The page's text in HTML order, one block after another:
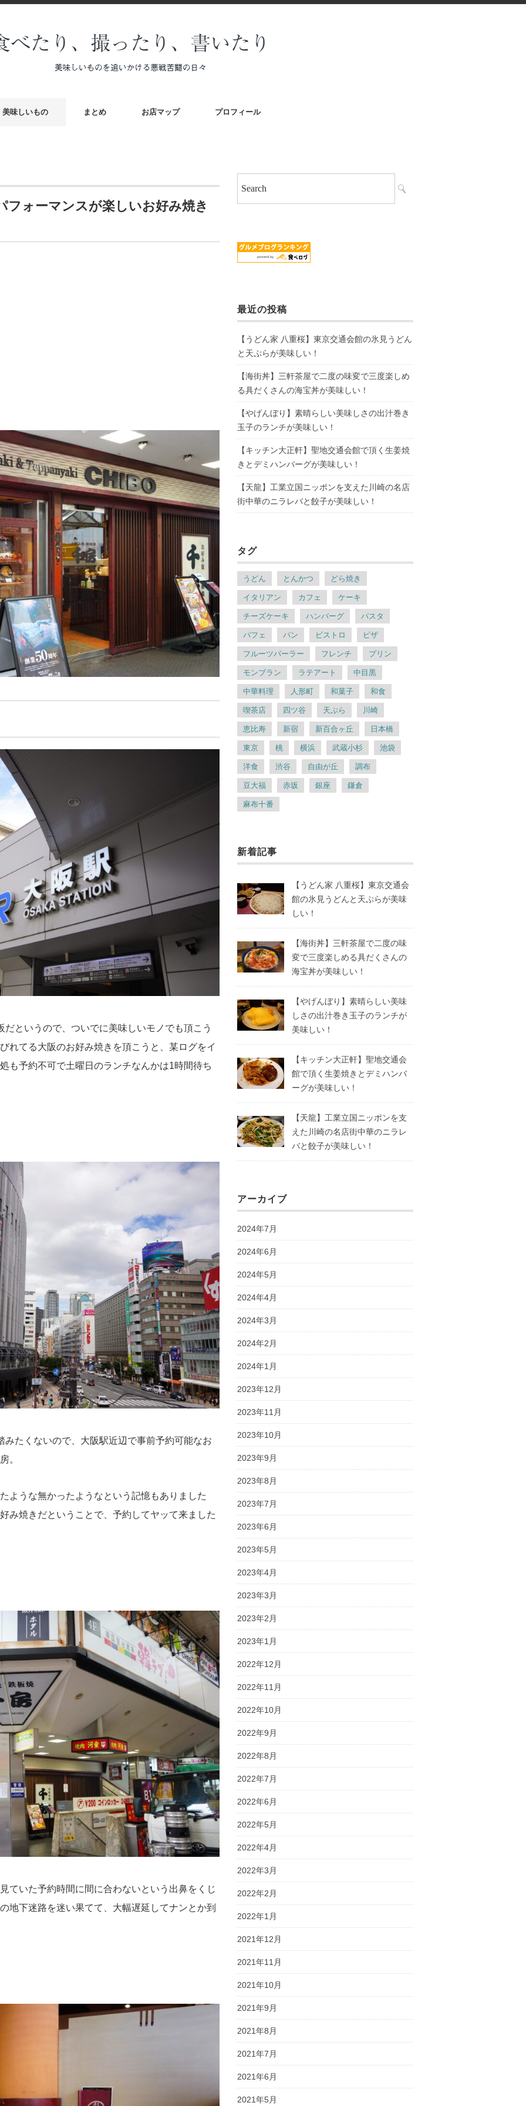
美味しいもの まとめ お店マップ プロフィール
フォーマンスが楽しいお好み焼き
というので、ついでに美味しいモノでも頂こう
れてる大阪のお好み焼きを頂こうと、某ログをイ
も予約不可で土曜日のランチなんかは1時間待ち
たくないので、大阪駅近辺で事前予約可能なお
。
ような無かったようなという記憶もありました
み焼きだということで、予約してヤッて来ました
ていた予約時間に間に合わないという出鼻をくじ
地下迷路を迷い果てて、大幅遅延してナンとか到
最近の投稿
【うどん家 八重桜】東京交通会館の氷見うどん
と天ぷらが美味しい！
【海街丼】三軒茶屋で二度の味変で三度楽しめ
る具だくさんの海宝丼が美味しい！
【やげんぼり】素晴らしい美味しさの出汁巻き
玉子のランチが美味しい！
【キッチン大正軒】聖地交通会館で頂く生姜焼
きとデミハンバーグが美味しい！
【天龍】工業立国ニッポンを支えた川崎の名店
街中華のニラレバと餃子が美味しい！
タグ
うどん とんかつ どら焼き
イタリアン カフェ ケーキ
チーズケーキ ハンバーグ パスタ
パフェ パン ビストロ ピザ
フルーツパーラー フレンチ プリン
モンブラン ラテアート 中目黒
中華料理 人形町 和菓子 和食
喫茶店 四ツ谷 天ぷら 川崎
恵比寿 新宿 新百合ヶ丘 日本橋
東京 桃 横浜 武蔵小杉 池袋
洋食 渋谷 自由が丘 調布
豆大福 赤坂 銀座 鎌倉
麻布十番
新着記事
【うどん家 八重桜】東京交通会
館の氷見うどんと天ぷらが美味
しい！
【海街丼】三軒茶屋で二度の味
変で三度楽しめる具だくさんの
海宝丼が美味しい！
【やげんぼり】素晴らしい美味
しさの出汁巻き玉子のランチが
美味しい！
【キッチン大正軒】聖地交通会
館で頂く生姜焼きとデミハンバ
ーグが美味しい！
【天龍】工業立国ニッポンを支
えた川崎の名店街中華のニラレ
バと餃子が美味しい！
アーカイブ
2024年7月
2024年6月
2024年5月
2024年4月
2024年3月
2024年2月
2024年1月
2023年12月
2023年11月
2023年10月
2023年9月
2023年8月
2023年7月
2023年6月
2023年5月
2023年4月
2023年3月
2023年2月
2023年1月
2022年12月
2022年11月
2022年10月
2022年9月
2022年8月
2022年7月
2022年6月
2022年5月
2022年4月
2022年3月
2022年2月
2022年1月
2021年12月
2021年11月
2021年10月
2021年9月
2021年8月
2021年7月
2021年6月
2021年5月